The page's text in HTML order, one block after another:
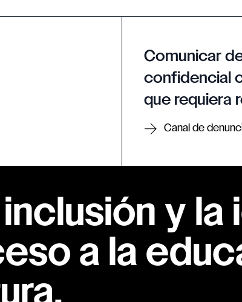
Comunicar
confidencial
que requiera
Canal de
y la
a la